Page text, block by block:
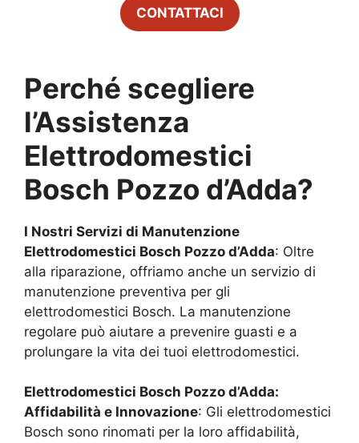
CONTATTACI
Perché scegliere
l’Assistenza
Elettrodomestici
Bosch Pozzo d’Adda?
I Nostri Servizi di Manutenzione
Elettrodomestici Bosch Pozzo d’Adda: Oltre
alla riparazione, offriamo anche un servizio di
manutenzione preventiva per gli
elettrodomestici Bosch. La manutenzione
regolare può aiutare a prevenire guasti e a
prolungare la vita dei tuoi elettrodomestici.
Elettrodomestici Bosch Pozzo d’Adda:
Affidabilità e Innovazione: Gli elettrodomestici
Bosch sono rinomati per la loro affidabilità,